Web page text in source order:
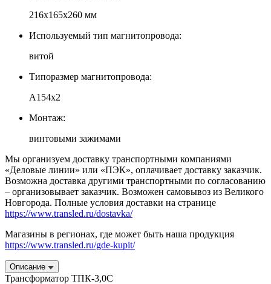
216х165х260 мм
Используемый тип магнитопровода:
витой
Типоразмер магнитопровода:
А154х2
Монтаж:
винтовыми зажимами
Мы организуем доставку транспортными компаниями
«Деловые линии» или «ПЭК», оплачивает доставку заказчик.
Возможна доставка другими транспортными по согласованию
– организовывает заказчик. Возможен самовывоз из Великого
Новгорода. Полные условия доставки на странице
https://www.transled.ru/dostavka/
Магазины в регионах, где может быть наша продукция
https://www.transled.ru/gde-kupit/
Описание
Трансформатор ТПК-3,0С